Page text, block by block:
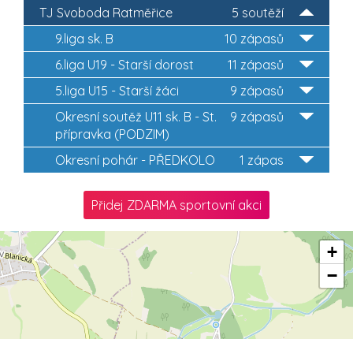
5 soutěží
TJ Svoboda Ratměřice
10 zápasů
9.liga sk. B
11 zápasů
6.liga U19 - Starší dorost
9 zápasů
5.liga U15 - Starší žáci
9 zápasů
Okresní soutěž U11 sk. B - St.
přípravka (PODZIM)
1 zápas
Okresní pohár - PŘEDKOLO
Přidej ZDARMA sportovní akci
+
−